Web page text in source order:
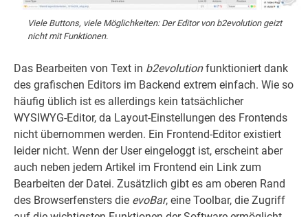
Viele Buttons, viele Möglichkeiten: Der Editor von b2evolution geizt
nicht mit Funktionen.
Das Bearbeiten von Text in b2evolutionfunktioniert dank
des grafischen Editors im Backend extrem einfach. Wie so
häufig üblich ist es allerdings kein tatsächlicher
WYSIWYG-Editor, da Layout-Einstellungen des Frontends
nicht übernommen werden. Ein Frontend-Editor existiert
leider nicht. Wenn der User eingeloggt ist, erscheint aber
auch neben jedem Artikel im Frontend ein Link zum
Bearbeiten der Datei. Zusätzlich gibt es am oberen Rand
des Browserfensters die evoBar, eine Toolbar, die Zugriff